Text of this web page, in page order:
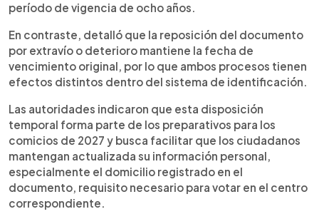
período de vigencia de ocho años.
En contraste, detalló que la reposición del documento
por extravío o deterioro mantiene la fecha de
vencimiento original, por lo que ambos procesos tienen
efectos distintos dentro del sistema de identificación.
Las autoridades indicaron que esta disposición
temporal forma parte de los preparativos para los
comicios de 2027 y busca facilitar que los ciudadanos
mantengan actualizada su información personal,
especialmente el domicilio registrado en el
documento, requisito necesario para votar en el centro
correspondiente.